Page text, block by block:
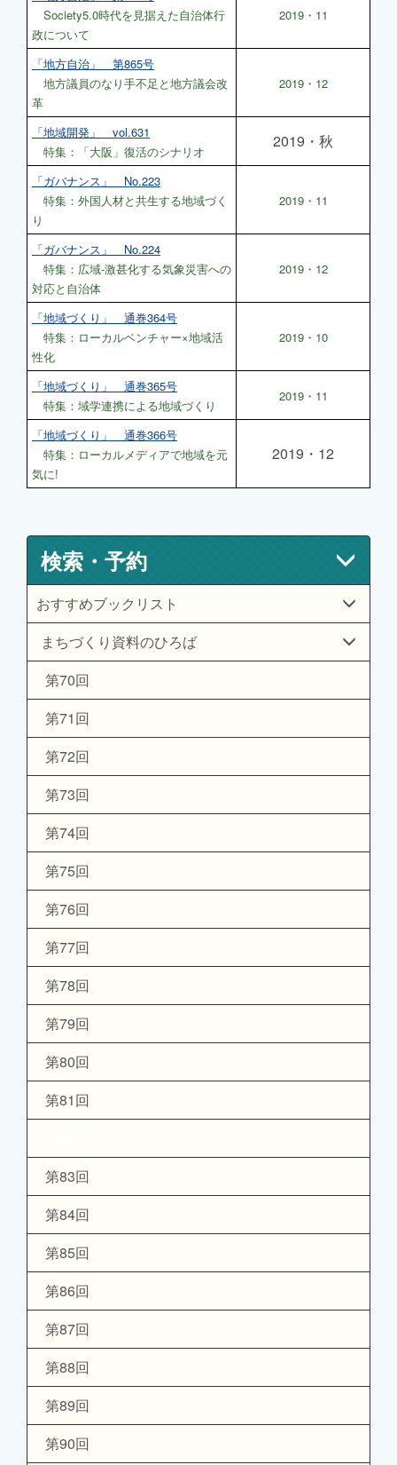
Society5.0時代を見据えた自治体行
政について
2019・11
「地方自治」 第865号
地方議員のなり手不足と地方議会改
革
2019・12
「地域開発」 vol.631
特集：「大阪」復活のシナリオ
2019・秋
「ガバナンス」 No.223
特集：外国人材と共生する地域づく
り
2019・11
「ガバナンス」 No.224
特集：広域-激甚化する気象災害への
対応と自治体
2019・12
「地域づくり」 通巻364号
特集：ローカルベンチャー×地域活
性化
2019・10
「地域づくり」 通巻365号
特集：域学連携による地域づくり
2019・11
「地域づくり」 通巻366号
特集：ローカルメディアで地域を元
気に!
2019・12
検索・予約
おすすめブックリスト
まちづくり資料のひろば
第70回
第71回
第72回
第73回
第74回
第75回
第76回
第77回
第78回
第79回
第80回
第81回
第83回
第84回
第85回
第86回
第87回
第88回
第89回
第90回